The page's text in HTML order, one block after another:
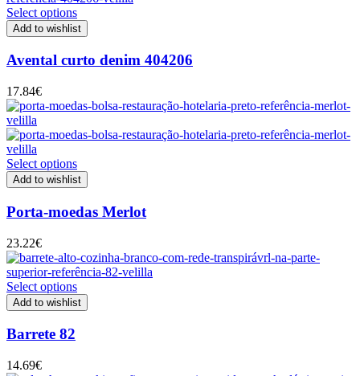
Select options
Add to wishlist
Avental curto denim 404206
17.84€
Select options
Add to wishlist
Porta-moedas Merlot
23.22€
Select options
Add to wishlist
Barrete 82
14.69€